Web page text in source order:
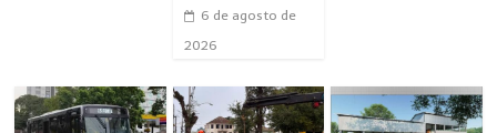
6 de agosto de
2026